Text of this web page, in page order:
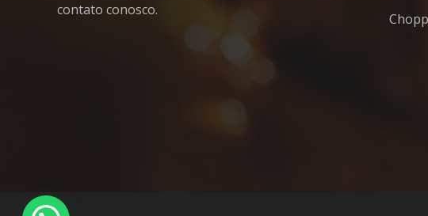
contato conosco.